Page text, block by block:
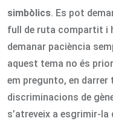
simbòlics. Es pot
full de ruta compartit i
demanar paciència
aquest tema no és
em pregunto, en darrer
discriminacions de
s’atreveix a esgrimir-